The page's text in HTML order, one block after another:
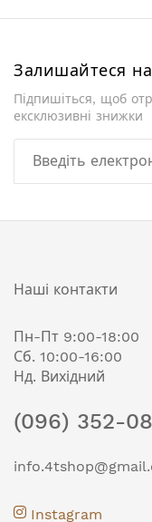
Залишайтеся
Підпишіться, щоб
ексклюзивні знижки
Наші контакти
Пн-Пт 9:00-18:00
Сб. 10:00-16:00
Нд. Вихідний
(096) 352-
Instagram